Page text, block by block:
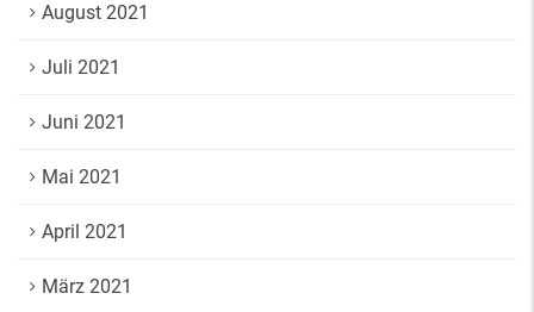
August 2021
Juli 2021
Juni 2021
Mai 2021
April 2021
März 2021